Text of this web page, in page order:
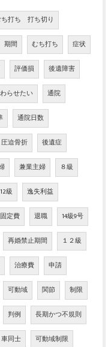
打ち 打ち切り
間 むち打ち 症状
評価損 後遺障害
らせたい 通院
通院日数
圧迫骨折 後遺症
兼業主婦 ８級
12級 逸失利益
固定費 退職 14級9号
再婚禁止期間 １２級
治療費 申請
可動域 関節 制限
判例 長期かつ不規則
車同士 可動域制限